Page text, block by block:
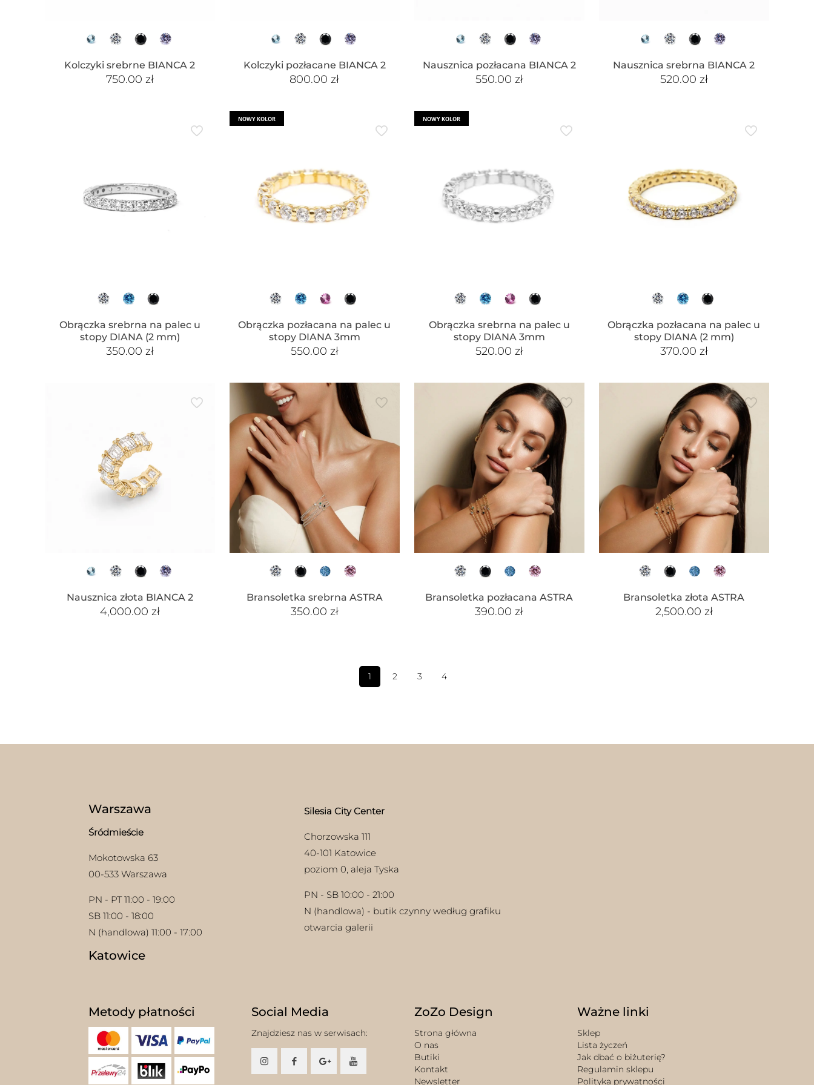
Kolczyki srebrne BIANCA 2
750.00 zł
Kolczyki pozłacane BIANCA 2
800.00zł
Nausznica pozłacana BIANCA 2
550.00 zł
Nausznica srebrna BIANCA 2
520.00 zł
Obrączka srebrna na palec u
stopy DIANA (2 mm)
350.00 zł
NOWY KOLOR
Obrączka pozłacana na palec u
stopy DIANA 3mm
550.00 zł
NOWY KOLOR
Obrączka srebrna na palec u
stopy DIANA 3mm
520.00 zł
Obrączka pozłacana na palec u
stopy DIANA (2 mm)
370.00 zł
Nausznica złota BIANCA 2
4,000.00 zł
Bransoletka srebrna ASTRA
350.00 zł
Bransoletka pozłacana ASTRA
390.00zł
Bransoletka złota ASTRA
2,500.00 zł
1 2 3 4
Warszawa
Śródmieście
Mokotowska 63
00-533 Warszawa
PN - PT 11:00 - 19:00
SB 11:00 - 18:00
N (handlowa) 11:00 - 17:00
Katowice
Silesia City Center
Chorzowska 111
40-101 Katowice
poziom 0, aleja Tyska
PN - SB 10:00 - 21:00
N (handlowa) - butik czynny według grafiku
otwarcia galerii
Metody płatności Social Media
Znajdziesz nas w serwisach:
ZoZo Design
Strona główna
O nas
Butiki
Kontakt
Newsletter
Ważne linki
Sklep
Lista życzeń
Jak dbać o biżuterię?
Regulamin sklepu
Polityka prywatności